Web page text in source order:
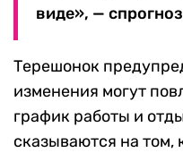
виде», —
Терешонок
изменения могут
график работы и
сказываются на том,